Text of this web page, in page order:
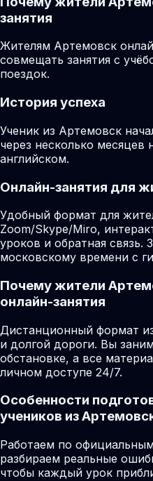
занятия
Жителям Артемовск
совмещать занятия с
поездок.
История успеха
Ученик из Артемовск
через несколько месяцев
английском.
Онлайн-занятия для
Удобный формат для
Zoom/Skype/Miro,
уроков и обратная связь.
московскому времени с
Почему жители
онлайн-занятия
Дистанционный формат
и долгой дороги. Вы
обстановке, а все
личном доступе 24/7.
Особенности
учеников из
Работаем по
разбираем реальные
чтобы каждый урок